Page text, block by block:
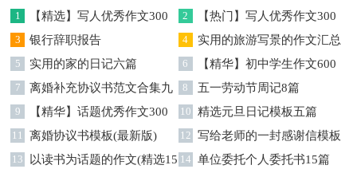
1
【精选】写人优秀作文300
字集锦八篇
2
【热门】写人优秀作文300
字汇总8篇
3 银行辞职报告 4
实用的旅游写景的作文汇总
九篇
5 实用的家的日记六篇 6
【精华】初中学生作文600
字集合十篇
7
离婚补充协议书范文合集九
篇
8 五一劳动节周记8篇
9
【精华】话题优秀作文300
字集合9篇
10 精选元旦日记模板五篇
11 离婚协议书模板(最新版) 12 写给老师的一封感谢信模板
汇编9篇
13
以读书为话题的作文(精选15 14 单位委托个人委托书15篇